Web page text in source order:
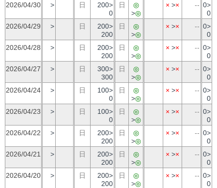
2026/04/30
> 日
200>
0
日
◎
>◎
× >× -- 0>
0
2026/04/29
> 日
200>
200
日
◎
>◎
× >× -- 0>
0
2026/04/28
> 日
200>
200
日
◎
>◎
× >× -- 0>
0
2026/04/27
> 日
300>
300
日
◎
>◎
× >× -- 0>
0
2026/04/24
> 日
100>
0
日
◎
>◎
× >× -- 0>
0
2026/04/23
> 日
100>
0
日
◎
>◎
× >× -- 0>
0
2026/04/22
> 日
200>
200
日
◎
>◎
× >× -- 0>
0
2026/04/21
> 日
200>
200
日
◎
>◎
× >× -- 0>
0
2026/04/20
> 日
200>
200
日
◎
>◎
× >× -- 0>
0